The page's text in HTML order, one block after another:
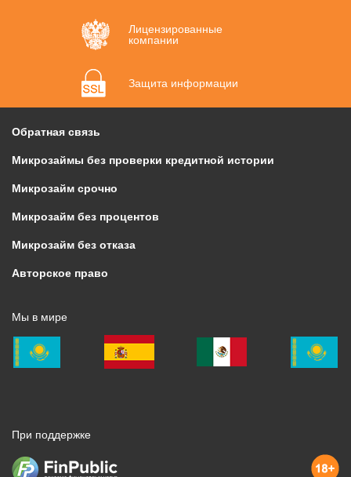
Лицензированные
компании
Защита информации
Обратная связь
Микрозаймы без проверки кредитной истории
Микрозайм срочно
Микрозайм без процентов
Микрозайм без отказа
Авторское право
Мы в мире
При поддержке